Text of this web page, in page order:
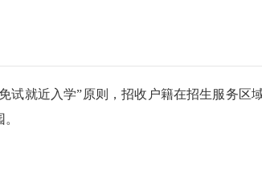
就近入学”原则，招收户籍在招生服务区